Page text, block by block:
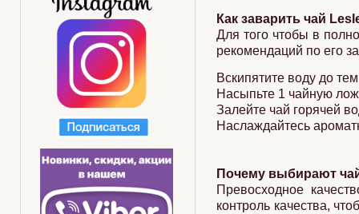
Как заварить чай
Для того чтобы в
рекомендаций по его
Вскипятите воду до
Насыпьте 1 чайную
Залейте чай горячей
Наслаждайтесь
Почему выбирают
Превосходное
контроль качества,